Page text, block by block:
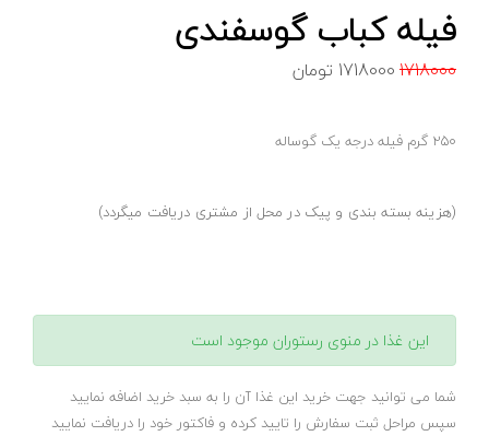
فیله کباب گوسفندی
1718000
1718000 تومان
250 گرم فیله درجه یک گوساله
(هزینه بسته بندی و پیک در محل از مشتری دریافت میگردد)
این غذا در منوی رستوران موجود است
شما می توانید جهت خرید این غذا آن را به سبد خرید اضافه نمایید
سپس مراحل ثبت سفارش را تایید کرده و فاکتور خود را دریافت نمایید